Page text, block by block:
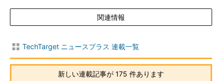
関連情報
TechTarget ニュースプラス 連載一覧
新しい連載記事が 175 件あります